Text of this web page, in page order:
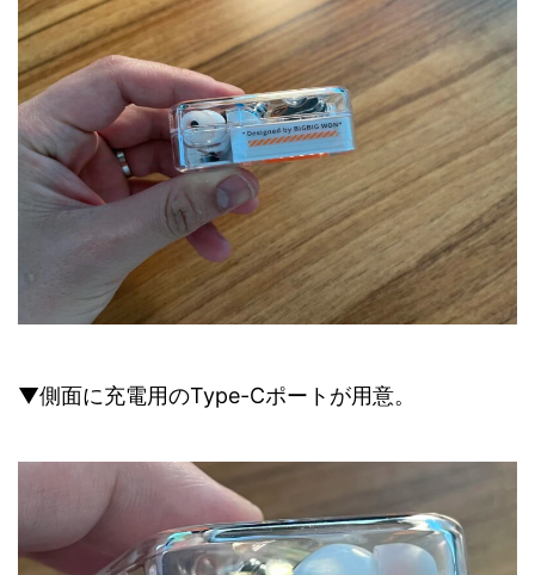
▼側面に充電用のType-Cポートが用意。